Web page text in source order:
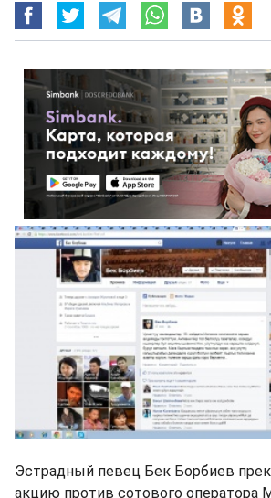
Эстрадный певец Бек Борбиев
акцию против сотового оператора